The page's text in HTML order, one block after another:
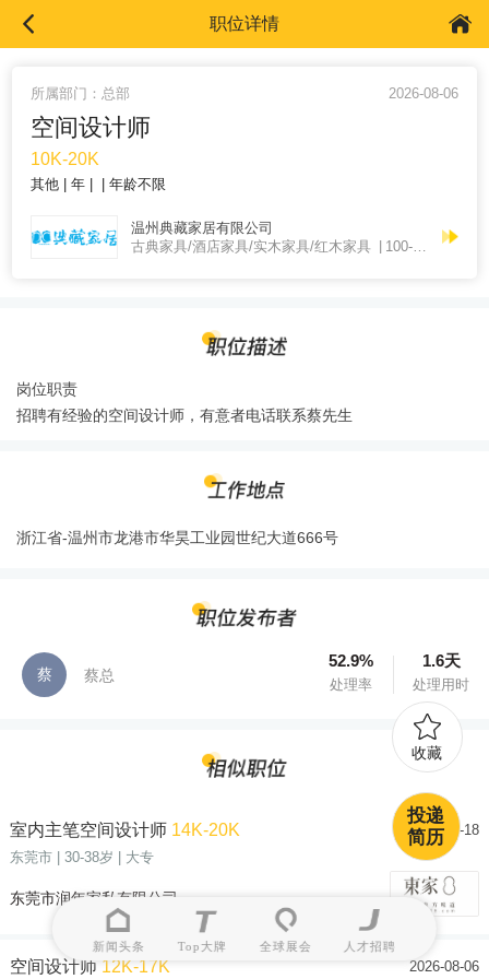
职位详情
所属部门：总部 2026-08-06
空间设计师
10K-20K
其他 年 年龄不限
温州典藏家居有限公司
古典家具/酒店家具/实木家具/红木家具
100-200人
岗位职责
招聘有经验的空间设计师，有意者电话联系蔡先生
浙江省-温州市龙港市华昊工业园世纪大道666号
蔡 蔡总
52.9%
处理率
1.6天
处理用时
室内主笔空间设计师 14K-20K
2026-06-18
东莞市
| 30-38岁 | 大专
东莞市润年家私有限公司
空间设计师 12K-17K 2026-08-06
新闻头条 Top大牌 全球展会 人才招聘
收藏
投递
简历